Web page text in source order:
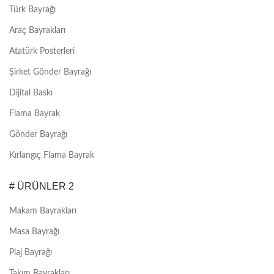
Türk Bayrağı
Araç Bayrakları
Atatürk Posterleri
Şirket Gönder Bayrağı
Dijital Baskı
Flama Bayrak
Gönder Bayrağı
Kırlangıç Flama Bayrak
# ÜRÜNLER 2
Makam Bayrakları
Masa Bayrağı
Plaj Bayrağı